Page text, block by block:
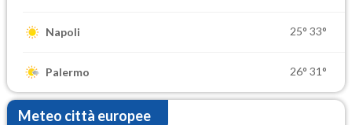
Napoli 25° 33°
Palermo 26° 31°
Meteo città europee